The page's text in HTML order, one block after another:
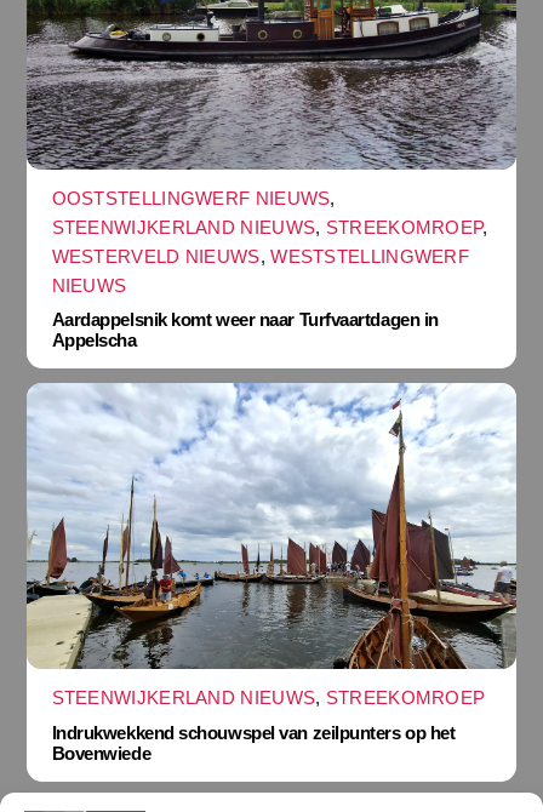
OOSTSTELLINGWERF NIEUWS,
STEENWIJKERLAND NIEUWS, STREEKOMROEP,
WESTERVELD NIEUWS,WESTSTELLINGWERF
NIEUWS
Aardappelsnik komt weer naar Turfvaartdagen in
Appelscha
STEENWIJKERLAND NIEUWS, STREEKOMROEP
Indrukwekkend schouwspel van zeilpunters op het
Bovenwiede